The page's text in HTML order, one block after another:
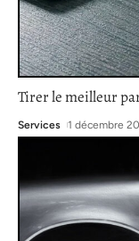
Tirer le meilleur
Services 1 décembre